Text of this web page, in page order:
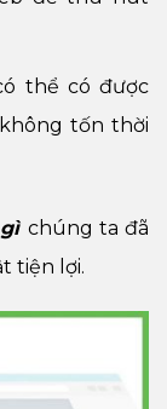
thể có được
tốn thời
chúng ta đã
tiện lợi.